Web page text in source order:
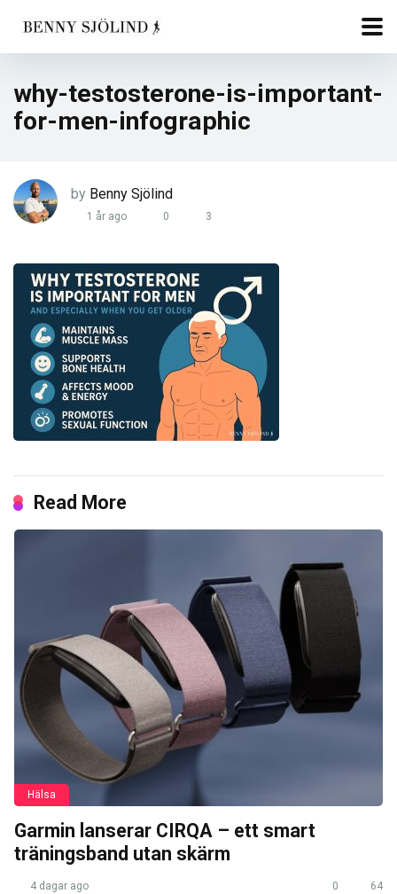
why-testosterone-is-important-
for-men-infographic
by Benny Sjölind
1 år ago 0 3
Read More
Hälsa
Garmin lanserar CIRQA – ett smart
träningsband utan skärm
4 dagar ago 0 64